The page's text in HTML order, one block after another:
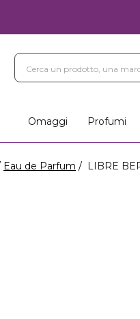
Omaggi Profumi
Eau de Parfum LIBRE